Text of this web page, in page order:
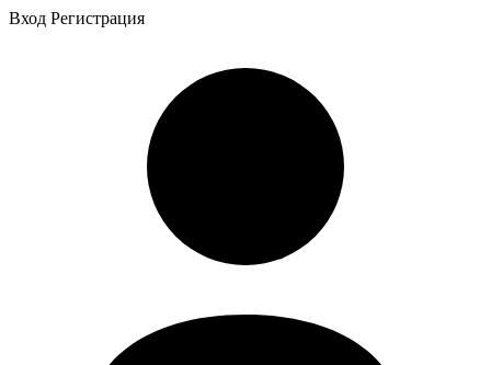
Вход Регистрация